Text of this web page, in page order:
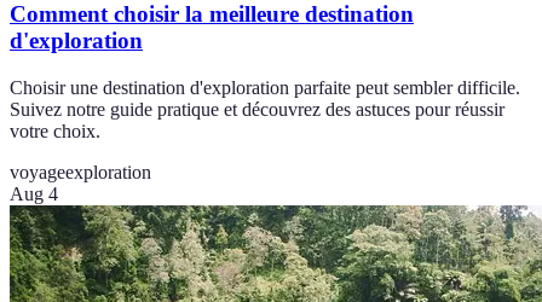
Comment choisir la meilleure destination
d'exploration
Choisir une destination d'exploration parfaite peut sembler difficile.
Suivez notre guide pratique et découvrez des astuces pour réussir
votre choix.
voyageexploration
Aug 4